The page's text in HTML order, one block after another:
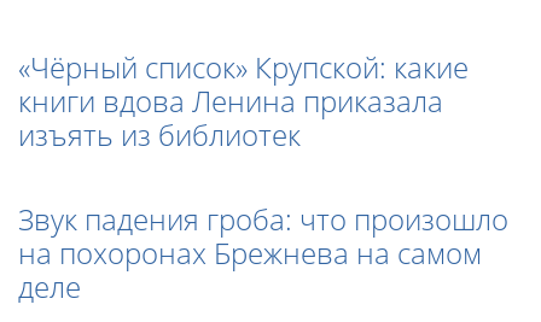
«Чёрный список» Крупской: какие
книги вдова Ленина приказала
изъять из библиотек
Звук падения гроба: что произошло
на похоронах Брежнева на самом
деле